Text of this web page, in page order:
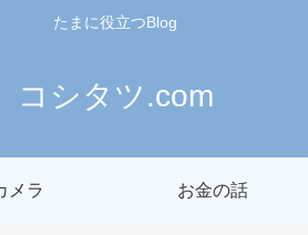
たまに役立つBlog
コシタツ.com
メラ お金の話